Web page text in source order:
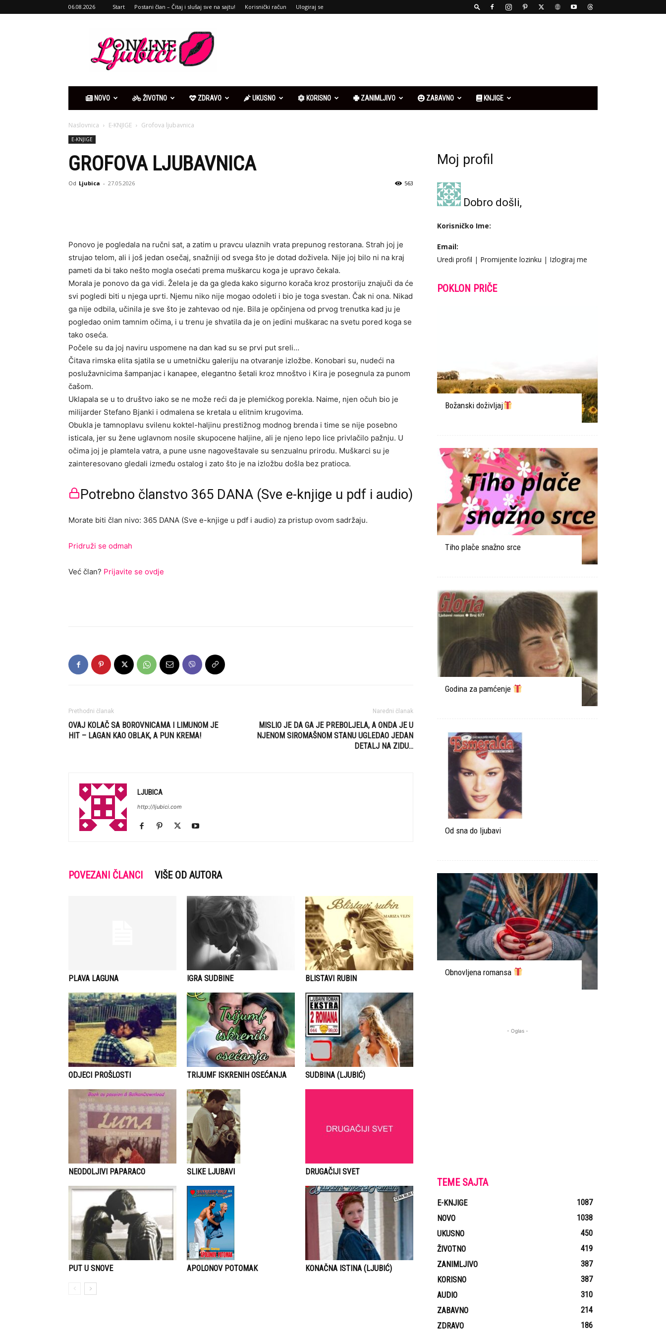
06.08.2026 Start Postani član – Čitaj i slušaj sve na sajtu! Korisnički račun Ulogiraj se
online
NOVO ŽIVOTNO ZDRAVO UKUSNO KORISNO ZANIMLJIVO ZABAVNO KNJIGE
Naslovnica E-KNJIGE Grofova ljubavnica
E-KNJIGE
GROFOVA LJUBAVNICA
Od Ljubica - 27.05.2026 563
Ponovo je pogledala na ručni sat, a zatim u pravcu ulaznih vrata prepunog restorana. Strah joj je
strujao telom, ali i još jedan osečaj, snažniji od svega što je dotad doživela. Nije joj bilo ni na kraj
pameti da bi tako nešto mogla osećati prema muškarcu koga je upravo čekala.
Morala je ponovo da ga vidi. Želela je da ga gleda kako sigurno korača kroz prostoriju znajuči da će
svi pogledi biti u njega uprti. Njemu niko nije mogao odoleti i bio je toga svestan. Čak ni ona. Nikad
ga nije odbila, učinila je sve što je zahtevao od nje. Bila je opčinjena od prvog trenutka kad ju je
pogledao onim tamnim očima, i u trenu je shvatila da je on jedini muškarac na svetu pored koga se
tako oseća.
Počele su da joj naviru uspomene na dan kad su se prvi put sreli…
Čitava rimska elita sjatila se u umetničku galeriju na otvaranje izložbe. Konobari su, nudeći na
poslužavnicima šampanjac i kanapee, elegantno šetali kroz mnoštvo i Kira je posegnula za punom
čašom.
Uklapala se u to društvo iako se ne može reći da je plemićkog porekla. Naime, njen očuh bio je
milijarder Stefano Bjanki i odmalena se kretala u elitnim krugovima.
Obukla je tamnoplavu svilenu koktel-haljinu prestižnog modnog brenda i time se nije posebno
isticala, jer su žene uglavnom nosile skupocene haljine, ali je njeno lepo lice privlačilo pažnju. U
očima joj je plamtela vatra, a pune usne nagoveštavale su senzualnu prirodu. Muškarci su je
zainteresovano gledali između ostalog i zato što je na izložbu došla bez pratioca.
Potrebno članstvo 365 DANA (Sve e-knjige u pdf i audio)
Morate biti član nivo: 365 DANA (Sve e-knjige u pdf i audio) za pristup ovom sadržaju.
Pridruži se odmah
Već član? Prijavite se ovdje
Prethodni članak
OVAJ KOLAČ SA BOROVNICAMA I LIMUNOM JE
HIT – LAGAN KAO OBLAK, A PUN KREMA!
Naredni članak
MISLIO JE DA GA JE PREBOLJELA, A ONDA JE U
NJENOM SIROMAŠNOM STANU UGLEDAO JEDAN
DETALJ NA ZIDU…
LJUBICA
http://ljubici.com
POVEZANI ČLANCI VIŠE OD AUTORA
PLAVA LAGUNA IGRA SUDBINE BLISTAVI RUBIN
ODJECI PROŠLOSTI TRIJUMF ISKRENIH OSEĆANJA SUDBINA (LJUBIĆ)
NEODOLJIVI PAPARACO SLIKE LJUBAVI DRUGAČIJI SVET
PUT U SNOVE APOLONOV POTOMAK KONAČNA ISTINA (LJUBIĆ)
Moj profil
Dobro došli,
Korisničko Ime:
Email:
Uredi profil | Promijenite lozinku | Izlogiraj me
POKLON PRIČE
Božanski doživljaj
Tiho plače snažno srce
Godina za pamćenje
Od sna do ljubavi
Obnovljena romansa
- Oglas -
TEME SAJTA
E-KNJIGE
1087
NOVO
1038
UKUSNO
450
ŽIVOTNO
419
ZANIMLJIVO
387
KORISNO
387
AUDIO
310
ZABAVNO
214
ZDRAVO
186